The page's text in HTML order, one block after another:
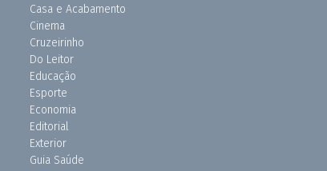
Casa e Acabamento
Cinema
Cruzeirinho
Do Leitor
Educação
Esporte
Economia
Editorial
Exterior
Guia Saúde